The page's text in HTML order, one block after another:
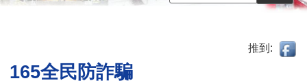
推到:
165全民防詐騙